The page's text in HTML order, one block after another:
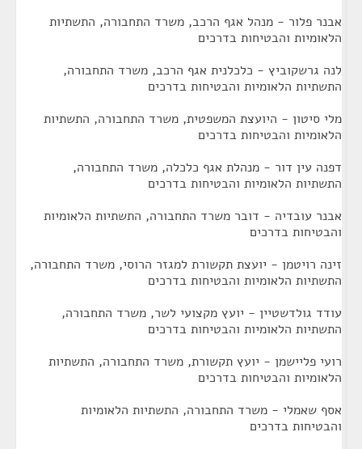
אבנר פלור - מנהל אגף הרכב, משרד התחבורה, התשתיות
הלאומיות והבטיחות בדרכים
לנה גרשקוביץ - כלכלנית אגף הרכב, משרד התחבורה,
התשתיות הלאומיות והבטיחות בדרכים
מלי סיטון - היועצת המשפטית, משרד התחבורה, התשתיות
הלאומיות והבטיחות בדרכים
דפנה עין דור - מנהלת אגף כלכלה, משרד התחבורה,
התשתיות הלאומיות והבטיחות בדרכים
אבנר עובדיה - דובר משרד התחבורה, התשתיות הלאומיות
והבטיחות בדרכים
זינה רויטמן - יועצת תקשורת למגזר הרוסי, משרד התחבורה,
התשתיות הלאומיות והבטיחות בדרכים
עודד גולדשטיין - יועץ מקצועי לשר, משרד התחבורה,
התשתיות הלאומיות והבטיחות בדרכים
רועי פליישמן - יועץ תקשורת, משרד התחבורה, התשתיות
הלאומיות והבטיחות בדרכים
אסף שאמלי - משרד התחבורה, התשתיות הלאומיות
והבטיחות בדרכים